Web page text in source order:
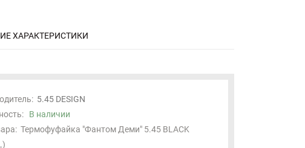
ХАРАКТЕРИСТИКИ
5.45 DESIGN
В наличии
Термофуфайка "Фантом Деми" 5.45 BLACK